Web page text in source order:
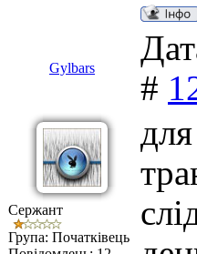
Gylbars
#
Сержант
Група: Початківець